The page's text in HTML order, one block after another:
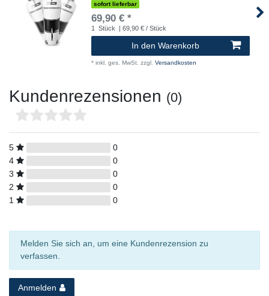
sofort lieferbar
69,90 € *
1 Stück | 69,90 € / Stück
In den Warenkorb
* inkl. ges. MwSt. zzgl. Versandkosten
Kundenrezensionen (0)
5
0
4
0
3
0
2
0
1
0
Melden Sie sich an, um eine Kundenrezension zu
verfassen.
Anmelden